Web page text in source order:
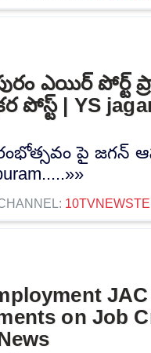
ఎయిర్ పోర్ట్
పోస్ట్ | YS
పై జగన్
on Job